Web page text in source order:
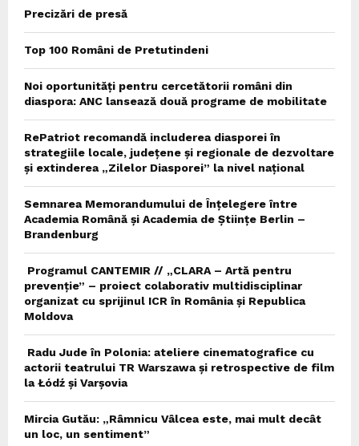
Precizări de presă
Top 100 Români de Pretutindeni
Noi oportunități pentru cercetătorii români din
diaspora: ANC lansează două programe de mobilitate
RePatriot recomandă includerea diasporei în
strategiile locale, județene și regionale de dezvoltare
și extinderea „Zilelor Diasporei” la nivel național
Semnarea Memorandumului de Înțelegere între
Academia Română și Academia de Științe Berlin –
Brandenburg
Programul CANTEMIR // „CLARA – Artă pentru
prevenție” – proiect colaborativ multidisciplinar
organizat cu sprijinul ICR în România și Republica
Moldova
Radu Jude în Polonia: ateliere cinematografice cu
actorii teatrului TR Warszawa și retrospective de film
la Łódź și Varșovia
Mircia Gutău: „Râmnicu Vâlcea este, mai mult decât
un loc, un sentiment”